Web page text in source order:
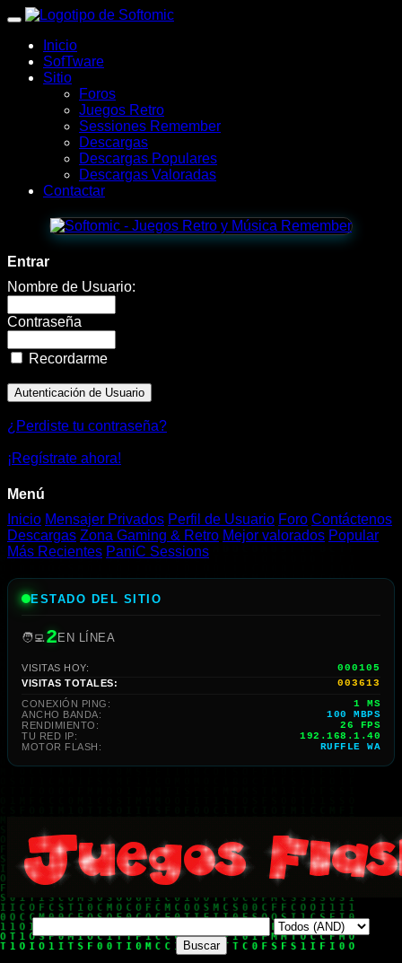
wWw.SofTomiC.org
Zona
Gaming
Retro
Majhongg
2
Inicio
SofTware
Sitio
Foros
Juegos Retro
Sessiones Remember
Descargas
Descargas Populares
Descargas Valoradas
Contactar
Entrar
Nombre de Usuario:
Contraseña
Recordarme
¿Perdiste tu contraseña?
¡Regístrate ahora!
Menú
Inicio Mensajer Privados Perfil de Usuario Foro Contáctenos
Descargas Zona Gaming & Retro Mejor valorados Popular
Más Recientes PaniC Sessions
ESTADO DEL SITIO
🧑‍💻 2EN LÍNEA
VISITAS HOY:
000105
VISITAS TOTALES:
003613
CONEXIÓN PING:
1 MS
ANCHO BANDA:
100 MBPS
RENDIMIENTO:
22 FPS
TU RED IP:
192.168.1.40
MOTOR FLASH:
RUFFLE WA